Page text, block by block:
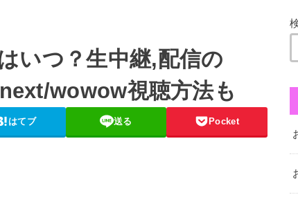
いつ？生中継,配信の
wowow視聴方法も
はてブ 送る Pocket